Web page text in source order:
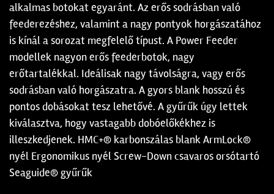
alkalmas botokat egyaránt. Az erős sodrásban való
feederezéshez, valamint a nagy pontyok horgászatához
is kínál a sorozat megfelelő típust. A Power Feeder
modellek nagyon erős feederbotok, nagy
erőtartalékkal. Ideálisak nagy távolságra, vagy erős
sodrásban való horgászatra. A gyors blank hosszú és
pontos dobásokat tesz lehetővé. A gyűrűk úgy lettek
kiválasztva, hogy vastagabb dobóelőkékhez is
illeszkedjenek. HMC+® karbonszálas blank ArmLock®
nyél Ergonomikus nyél Screw-Down csavaros orsótartó
Seaguide® gyűrűk